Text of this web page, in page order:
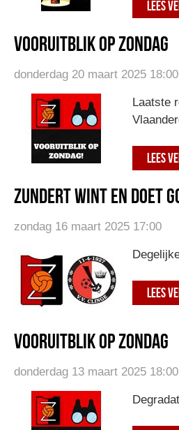
LEES
Vooruitblik op zondag
donderdag 20 maart 2025 18:00
Laatste
LEES
Zundert wint en doet
zondag 16 maart 2025 17:00
LEES
Vooruitblik op zondag
donderdag 13 maart 2025 18:00